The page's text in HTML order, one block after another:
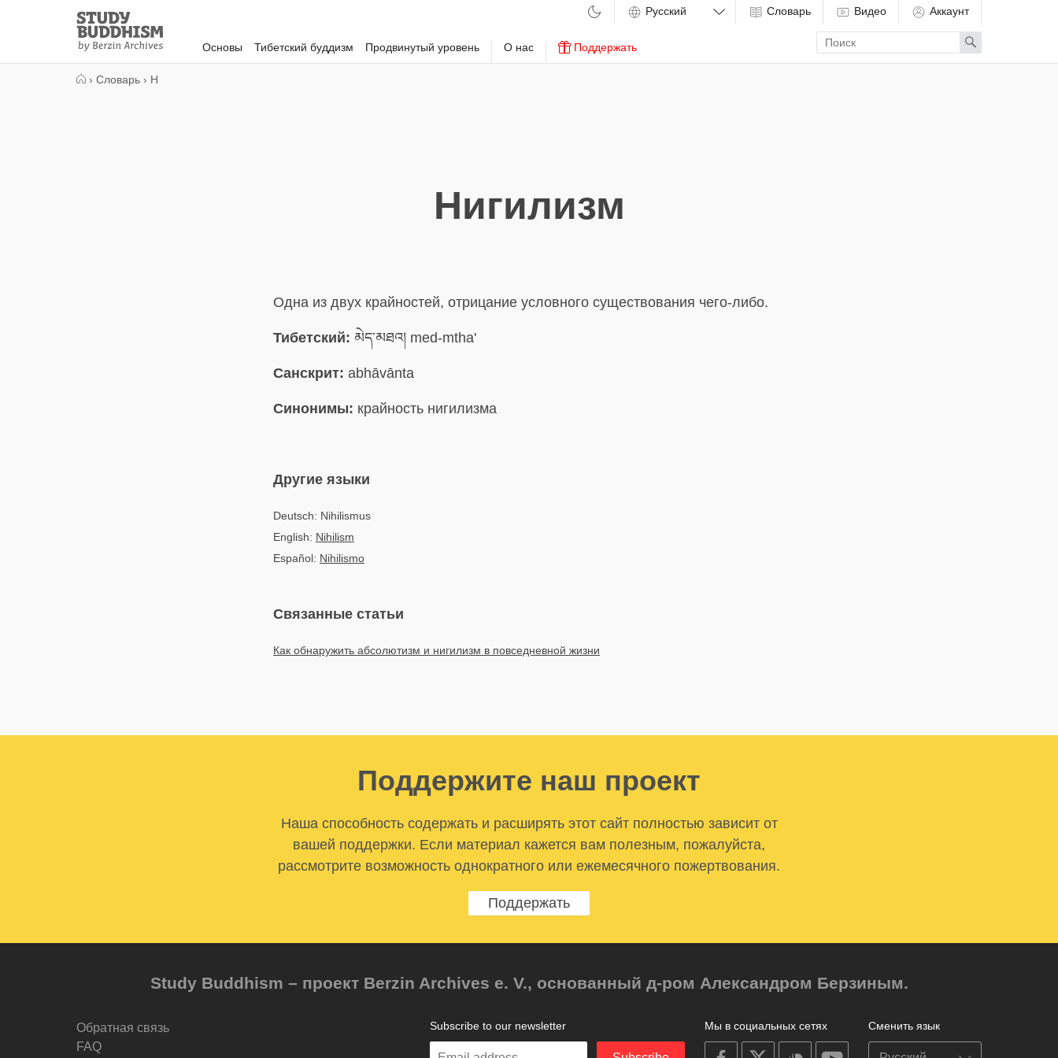
Study
Buddhism
Home
Основы Тибетский буддизм Продвинутый уровень О нас Поддержать
Словарь Видео Аккаунт
Enter
search
term
Search
› Словарь › Н
Нигилизм
Одна из двух крайностей, отрицание условного существования чего-либо.
Тибетский: མེད་མཐའ། med-mtha'
Санскрит: abhāvānta
Синонимы: крайность нигилизма
Другие языки
Deutsch: Nihilismus
English: Nihilism
Español: Nihilismo
Связанные статьи
Как обнаружить абсолютизм и нигилизм в повседневной жизни
Поддержите наш проект
Наша способность содержать и расширять этот сайт полностью зависит от
вашей поддержки. Если материал кажется вам полезным, пожалуйста,
рассмотрите возможность однократного или ежемесячного пожертвования.
Поддержать
Study Buddhism – проект Berzin Archives e. V., основанный д-ром Александром Берзиным.
Обратная связь
FAQ
Сменить язык
Мы в социальных сетях
on
on
on
Subscribe to our newsletter
Enter